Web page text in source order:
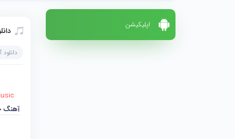
اپلیکیشن
آهنگ